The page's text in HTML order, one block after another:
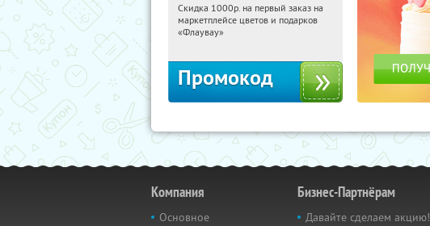
08:49:29 Получили:
Россия
Скидка 1000р. на первый заказ на
маркетплейсе цветов и подарков
«Флаувау»
Промокод
Компания
Основное
Бизнес-Партнёрам
Давайте сделаем акцию!